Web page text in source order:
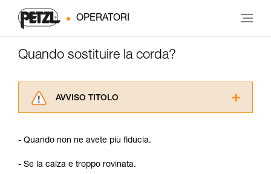
OPERATORI
Quando sostituire la corda?
AVVISO TITOLO
consultarlo. Dovete aver compreso le
capire queste ulteriori informazioni.
- Quando non ne avete più fiducia.
- Se la calza è troppo rovinata.